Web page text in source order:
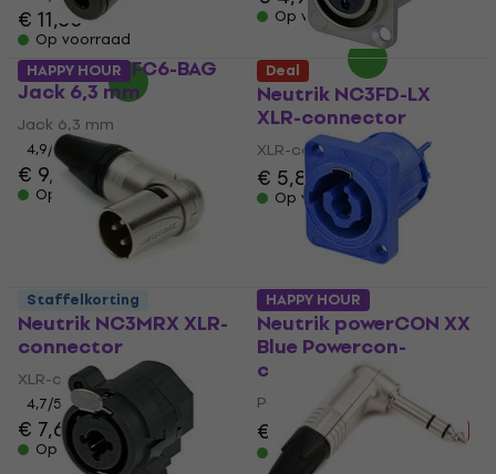
€ 11,30
Op voorraad
Op voorraad
Neutrik NJ3FC6-BAG
Jack 6,3 mm
Jack 6,3 mm
4,9/5
€ 9,30
Op voorraad
Neutrik NC3FD-LX
XLR-connector
XLR-connector
€ 5,89
Op voorraad
HAPPY HOUR
Neutrik NC3MRX XLR-
connector
XLR-connector
4,7/5
€ 7,69
Op voorraad
Deal
Neutrik powerCON XX
Blue Powercon-
connector
Powercon-connector
€ 5,09€ 6,29
- 19 %
Op voorraad
Staffelkorting HAPPY HOUR